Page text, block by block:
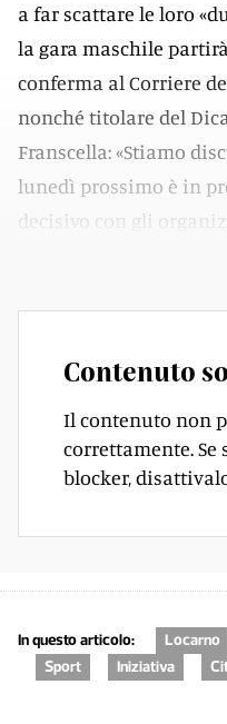
a far scattare le loro
la gara maschile
conferma al Corriere
nonché titolare del
Franscella: «Stiamo
lunedì prossimo è in
decisivo con gli
Contenuto
Il contenuto non
correttamente.
blocker,
In questo articolo: Locarno
Sport
Iniziativa